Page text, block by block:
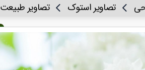
تصاویر استوک تصاویر طبیعت